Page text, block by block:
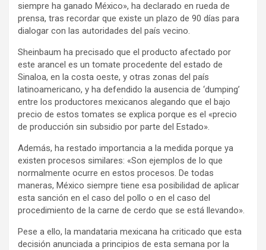
siempre ha ganado México», ha declarado en rueda de
prensa, tras recordar que existe un plazo de 90 días para
dialogar con las autoridades del país vecino.
Sheinbaum ha precisado que el producto afectado por
este arancel es un tomate procedente del estado de
Sinaloa, en la costa oeste, y otras zonas del país
latinoamericano, y ha defendido la ausencia de ‘dumping’
entre los productores mexicanos alegando que el bajo
precio de estos tomates se explica porque es el «precio
de producción sin subsidio por parte del Estado».
Además, ha restado importancia a la medida porque ya
existen procesos similares: «Son ejemplos de lo que
normalmente ocurre en estos procesos. De todas
maneras, México siempre tiene esa posibilidad de aplicar
esta sanción en el caso del pollo o en el caso del
procedimiento de la carne de cerdo que se está llevando».
Pese a ello, la mandataria mexicana ha criticado que esta
decisión anunciada a principios de esta semana por la